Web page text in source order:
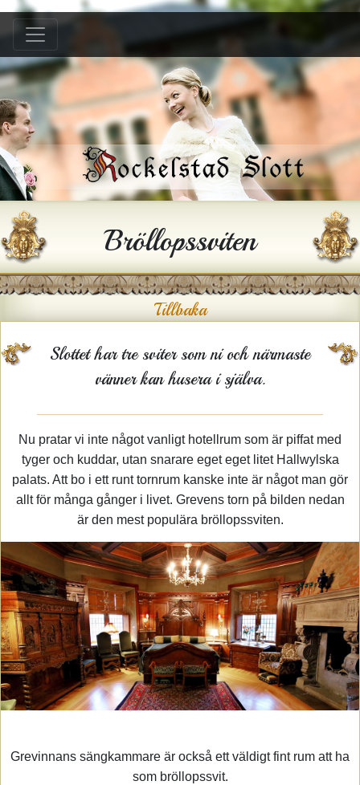
Hem
B &B
Bröllop
Konferens
Festlokal
Hyra hus
Historia
Gården
Kontakt
Bröllopssviten
Tillbaka
Slottet har tre sviter som ni och närmaste
vänner kan husera i själva.
Nu pratar vi inte något vanligt hotellrum som är piffat med
tyger och kuddar, utan snarare eget eget litet Hallwylska
palats. Att bo i ett runt tornrum kanske inte är något man gör
allt för många gånger i livet. Grevens torn på bilden nedan
är den mest populära bröllopssviten.
Grevinnans sängkammare är också ett väldigt fint rum att ha
som bröllopssvit.